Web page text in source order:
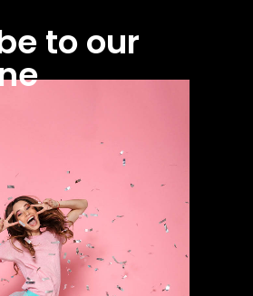
to our